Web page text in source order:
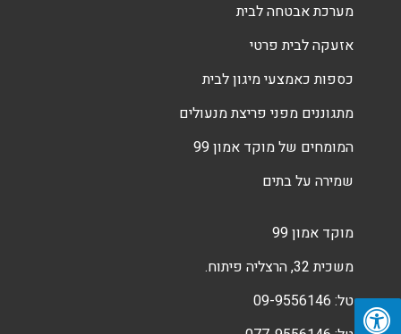
מערכת אבטחה לבית
אזעקה לבית פרטי
כספות כאמצעי מיגון לבית
מתגוננים מפני פריצת מנעולים
המומחים של מוקד אמון 99
שמירה על בתים
מוקד אמון 99
משכית 32, הרצליה פיתוח.
טל: 09-9556146